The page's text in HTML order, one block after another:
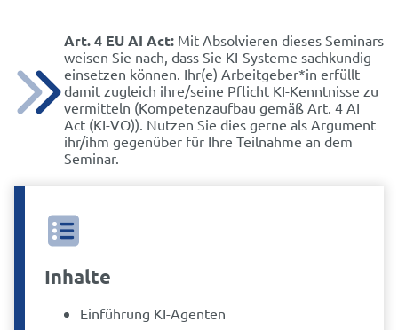
Art. 4 EU AI Act: Mit Absolvieren dieses Seminars
weisen Sie nach, dass Sie KI-Systeme sachkundig
einsetzen können. Ihr(e) Arbeitgeber*in erfüllt
damit zugleich ihre/seine Pflicht KI-Kenntnisse zu
vermitteln (Kompetenzaufbau gemäß Art. 4 AI
Act (KI-VO)). Nutzen Sie dies gerne als Argument
ihr/ihm gegenüber für Ihre Teilnahme an dem
Seminar.
Inhalte
Einführung KI-Agenten